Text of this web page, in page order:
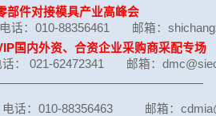
部件对接模具产业高峰会
话：010-88356461 邮箱：
国内外资、合资企业采购商采配专场
： 021-62472341 邮箱：
话：010-88356463 邮箱：